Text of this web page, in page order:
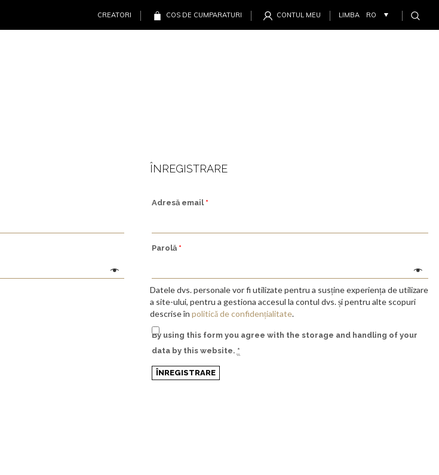
CREATORI COS DE CUMPARATURI CONTUL MEU LIMBA
ÎNREGISTRARE
Adresă email *
Parolă *
Datele dvs. personale vor fi utilizate pentru a susține experiența de utilizare
a site-ului, pentru a gestiona accesul la contul dvs. și pentru alte scopuri
descrise în politică de confidențialitate.
By using this form you agree with the storage and handling of your
data by this website. *
ÎNREGISTRARE